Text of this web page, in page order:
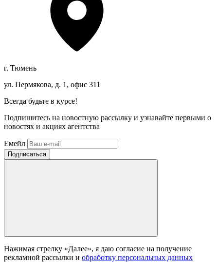
г. Тюмень
ул. Пермякова, д. 1, офис 311
Всегда будьте в курсе!
Подпишитесь на новостную рассылку и узнавайте первыми о
новостях и акциях агентства
Емейл
Нажимая стрелку «Далее», я даю согласие на получение
рекламной рассылки и обработку персональных данных